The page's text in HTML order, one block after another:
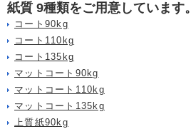
紙質 9種類をご用意しています。
コート90kg
コート110kg
コート135kg
マットコート90kg
マットコート110kg
マットコート135kg
上質紙90kg